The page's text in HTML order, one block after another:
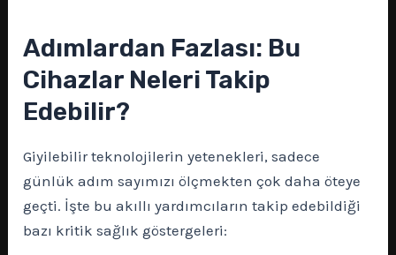
Adımlardan Fazlası: Bu
Cihazlar Neleri Takip
Edebilir?
Giyilebilir teknolojilerin yetenekleri, sadece
günlük adım sayımızı ölçmekten çok daha öteye
geçti. İşte bu akıllı yardımcıların takip edebildiği
bazı kritik sağlık göstergeleri: